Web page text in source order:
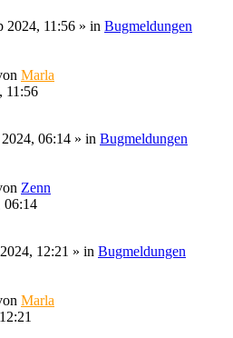
2024, 11:56 » in Bugmeldungen
Marla
11:56
06:14 » in Bugmeldungen
Zenn
06:14
12:21 » in Bugmeldungen
Marla